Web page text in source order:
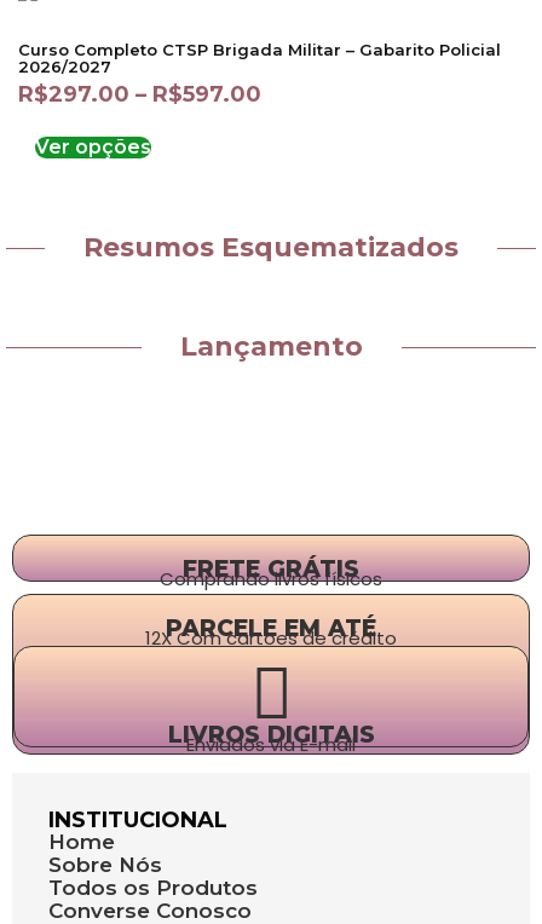
Curso Completo CTSP Brigada Militar – Gabarito Policial
2026/2027
R$297.00 – R$597.00
Ver opções
Resumos Esquematizados
Lançamento
FRETE GRÁTIS
Comprando livros físicos
PARCELE EM ATÉ
12X Com cartões de crédito
LIVROS DIGITAIS
Enviados via E-mail
INSTITUCIONAL
Home
Sobre Nós
Todos os Produtos
Converse Conosco